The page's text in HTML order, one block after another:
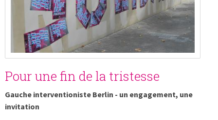
Pour une fin de la tristesse
Gauche interventioniste Berlin - un engagement, une
invitation